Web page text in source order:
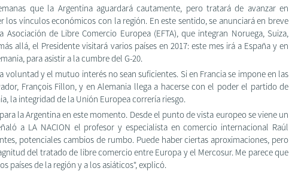
que la Argentina aguardará cautamente, pero tratará de avanzar en
los vínculos económicos con la región. En este sentido, se anunciará en breve
de Libre Comercio Europea (EFTA), que integran Noruega, Suiza,
allá, el Presidente visitará varios países en 2017: este mes irá a España y en
para asistir a la cumbre del G-20.
voluntad y el mutuo interés no sean suficientes. Si en Francia se impone en las
François Fillon, y en Alemania llega a hacerse con el poder el partido de
la integridad de la Unión Europea correría riesgo.
la Argentina en este momento. Desde el punto de vista europeo se viene un
a LA NACION el profesor y especialista en comercio internacional Raúl
potenciales cambios de rumbo. Puede haber ciertas aproximaciones, pero
del tratado de libre comercio entre Europa y el Mercosur. Me parece que
países de la región y a los asiáticos", explicó.